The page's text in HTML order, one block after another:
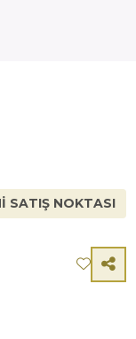
SATIŞ NOKTASI